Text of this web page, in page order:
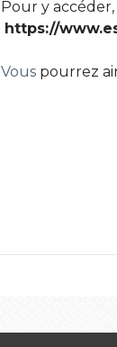
Pour y
https://
Vous pourrez